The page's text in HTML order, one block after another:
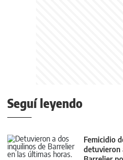
Seguí leyendo
Femicidio
detuvieron